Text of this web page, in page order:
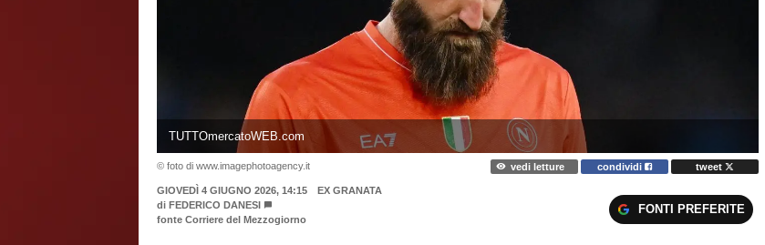
TUTTOmercatoWEB.com
© foto di www.imagephotoagency.it vedi letture condividi tweet
GIOVEDÌ 4 GIUGNO 2026, 14:15
EX GRANATA
di FEDERICO DANESI
fonte Corriere del Mezzogiorno
FONTI PREFERITE